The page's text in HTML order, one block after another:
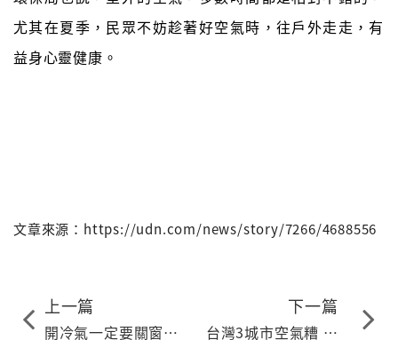
尤其在夏季，民眾不妨趁著好空氣時，往戶外走走，有
益身心靈健康。
文章來源：https://udn.com/news/story/7266/4688556
上一篇
開冷氣一定要關窗？
下一篇
台灣3城市空氣糟 全